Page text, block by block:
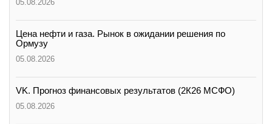
05.08.2026
Цена нефти и газа. Рынок в ожидании решения по
Ормузу
05.08.2026
VK. Прогноз финансовых результатов (2К26 МСФО)
05.08.2026